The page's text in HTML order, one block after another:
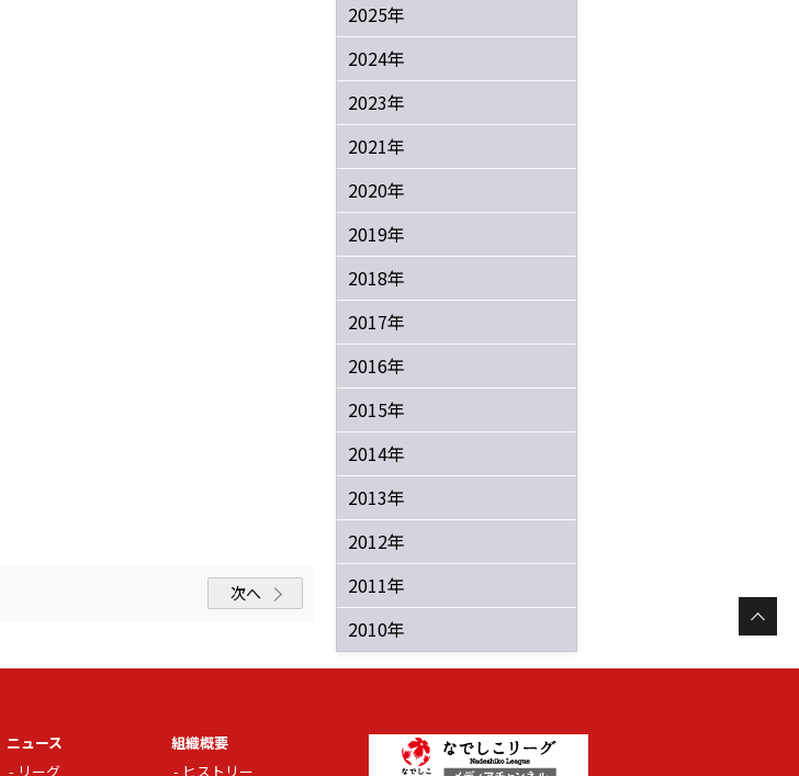
次へ
2025年
2024年
2023年
2021年
2020年
2019年
2018年
2017年
2016年
2015年
2014年
2013年
2012年
2011年
2010年
ニュース
リーグ
組織概要
ヒストリー